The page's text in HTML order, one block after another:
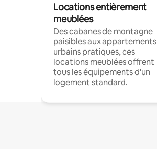
Locations entièrement
meublées
Des cabanes de montagne
paisibles aux appartements
urbains pratiques, ces
locations meublées offrent
tous les équipements d'un
logement standard.